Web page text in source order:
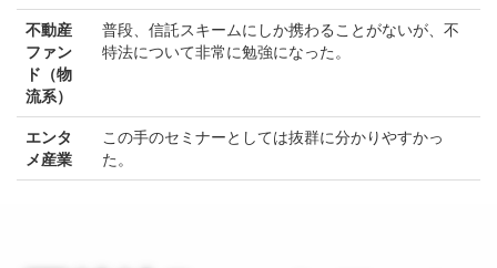
不動産
ファン
ド（物
流系）
普段、信託スキームにしか携わることがないが、不
特法について非常に勉強になった。
エンタ
メ産業
この手のセミナーとしては抜群に分かりやすかっ
た。